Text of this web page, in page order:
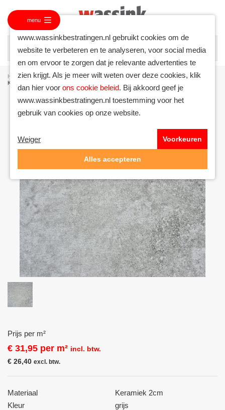
menu
Homepagina Assortiment / Keramiek tegels / Keramiek Import Italië /
Keramiek 60x60x2 Secret Grey (VV)
Prijs per m²
€ 31,95 per m² incl. btw.
€ 26,40 excl. btw.
Materiaal
Keramiek 2cm
Kleur
grijs
www.wassinkbestratingen.nl gebruikt cookies om de
website te verbeteren en te analyseren, voor social media
en om ervoor te zorgen dat je relevante advertenties te
zien krijgt. Als je meer wilt weten over deze cookies, klik
dan hier voor ons cookie beleid. Bij akkoord geef je
www.wassinkbestratingen.nl toestemming voor het
gebruik van cookies op onze website.
Weiger Voorkeuren
Alles accepteren